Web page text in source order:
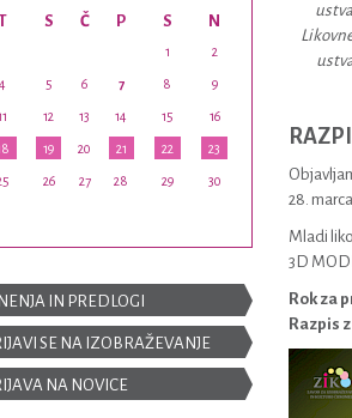
28.
Mladi
3D
Rok za
Razpis
S Č P S N
1 2
4 5 6 7 8 9
12 13 14 15 16
19 20 21 22 23
26 27 28 29 30
IN PREDLOGI
SE NA IZOBRAŽEVANJE
NA NOVICE